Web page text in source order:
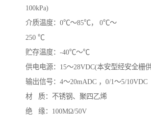
100kPa)
介质温度：0℃～85℃， 0℃～
250 ℃
贮存温度：-40℃～℃
供电电源：15～28VDC(本安型经安全栅
输出信号：4～20mADC ，0/1～5/10VDC
材 质：不锈钢、聚四乙烯
绝 缘：100MΩ/50V